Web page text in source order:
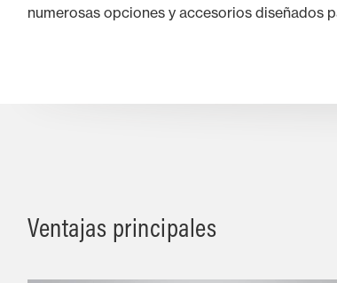
numerosas opciones y accesorios diseñados
Ventajas principales